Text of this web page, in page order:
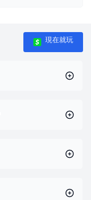
現在就玩